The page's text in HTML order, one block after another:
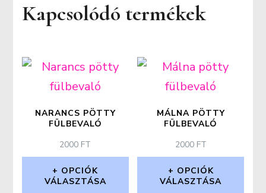
Kapcsolódó termékek
NARANCS PÖTTY
FÜLBEVALÓ
2000 FT
OPCIÓK
VÁLASZTÁSA
MÁLNA PÖTTY
FÜLBEVALÓ
2000 FT
OPCIÓK
VÁLASZTÁSA